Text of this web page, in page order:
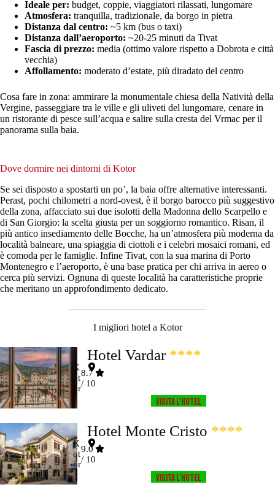
Ideale per: budget, coppie, viaggiatori rilassati, lungomare
Atmosfera: tranquilla, tradizionale, da borgo in pietra
Distanza dal centro: ~5 km (bus o taxi)
Distanza dall’aeroporto: ~20-25 minuti da Tivat
Fascia di prezzo: media (ottimo valore rispetto a Dobrota e città
vecchia)
Affollamento: moderato d’estate, più diradato del centro
Cosa fare in zona: ammirare la monumentale chiesa della Natività della
Vergine, passeggiare tra le ville e gli uliveti del lungomare, cenare in
un ristorante di pesce sull’acqua e salire sulla cresta del Vrmac per il
panorama sulla baia.
Dove dormire nei dintorni di Kotor
Se sei disposto a spostarti un po’, la baia offre alternative interessanti.
Perast, pochi chilometri a nord-ovest, è il borgo barocco più suggestivo
della zona, affacciato sui due isolotti della Madonna dello Scarpello e
di San Giorgio: la scelta giusta per un soggiorno romantico. Risan, il
più antico insediamento delle Bocche, ha un’atmosfera più moderna da
località balneare, una spiaggia di ciottoli e i celebri mosaici romani, ed
è comoda per le famiglie. Infine Tivat, con la sua marina di Porto
Montenegro e l’aeroporto, è una base pratica per chi arriva in aereo o
cerca più servizi. Ognuna di queste località ha caratteristiche proprie
che meritano un approfondimento dedicato.
I migliori hotel a Kotor
Hotel Vardar ****
K
ot
or
8.7
/ 10
Visita l’HOTEL
Hotel Monte Cristo ****
K
ot
or
9.0
/ 10
Visita l’HOTEL